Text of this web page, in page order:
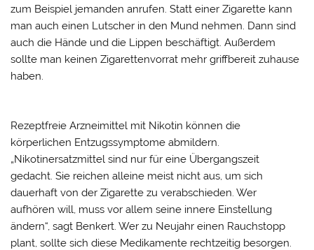
zum Beispiel jemanden anrufen. Statt einer Zigarette kann
man auch einen Lutscher in den Mund nehmen. Dann sind
auch die Hände und die Lippen beschäftigt. Außerdem
sollte man keinen Zigarettenvorrat mehr griffbereit zuhause
haben.
Rezeptfreie Arzneimittel mit Nikotin können die
körperlichen Entzugssymptome abmildern.
„Nikotinersatzmittel sind nur für eine Übergangszeit
gedacht. Sie reichen alleine meist nicht aus, um sich
dauerhaft von der Zigarette zu verabschieden. Wer
aufhören will, muss vor allem seine innere Einstellung
ändern“, sagt Benkert. Wer zu Neujahr einen Rauchstopp
plant, sollte sich diese Medikamente rechtzeitig besorgen.